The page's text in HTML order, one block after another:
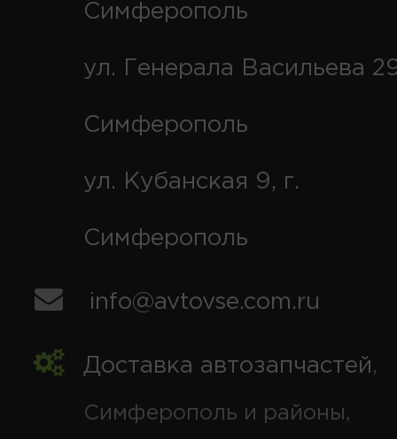
Симферополь
ул. Генерала Васильева
Симферополь
ул. Кубанская 9, г.
Симферополь
info@avtovse.com.ru
Доставка автозапчастей,
Симферополь и районы,